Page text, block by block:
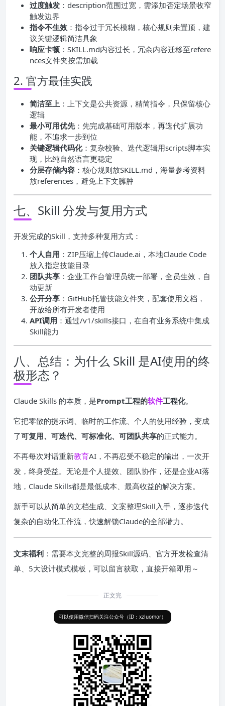
过度触发 ：description范围过宽，需添加否定场景收窄
触发边界
指令不生效 ：指令过于冗长模糊，核心规则未置顶，建
议关键逻辑简洁具象
响应卡顿 ：SKILL.md内容过长，冗余内容迁移至refere
nces文件夹按需加载
2. 官方最佳实践
简洁至上 ：上下文是公共资源，精简指令，只保留核心
逻辑
最小可用优先：先完成基础可用版本，再迭代扩展功
能，不追求一步到位
关键逻辑代码化：复杂校验、迭代逻辑用scripts脚本实
现，比纯自然语言更稳定
分层存储内容 ：核心规则放SKILL.md，海量参考资料
放references，避免上下文臃肿
七、Skill 分发与复用方式
开发完成的Skill，支持多种复用方式：
个人自用 ：ZIP压缩上传Claude.ai，本地Claude Code
放入指定技能目录
团队共享 ：企业工作台管理员统一部署，全员生效，自
动更新
公开分享 ：GitHub托管技能文件夹，配套使用文档，
开放给所有开发者使用
API调用 ：通过/v1/skills接口，在自有业务系统中集成
Skill能力
八、总结：为什么 Skill 是AI使用的终
极形态？
Claude Skills 的本质，是Prompt工程的软件工程化。
它把零散的提示词、临时的工作流、个人的使用经验，变成
了可复用、可迭代、可标准化、可团队共享的正式能力。
不再每次对话重新教育AI，不再忍受不稳定的输出，一次开
发，终身受益。无论是个人提效、团队协作，还是企业AI落
地，Claude Skills都是最低成本、最高收益的解决方案。
新手可以从简单的文档生成、文案整理Skill入手，逐步迭代
复杂的自动化工作流，快速解锁Claude的全部潜力。
文末福利 ：需要本文完整的周报Skill源码、官方开发检查清
单、5大设计模式模板，可以留言获取，直接开箱即用～
正文完
可以使用微信扫码关注公众号（ID：xzluomor）